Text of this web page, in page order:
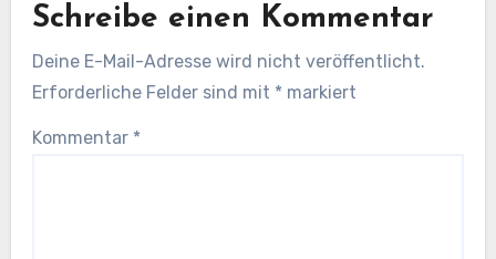
Schreibe einen Kommentar
Deine E-Mail-Adresse wird nicht veröffentlicht.
Erforderliche Felder sind mit * markiert
Kommentar *